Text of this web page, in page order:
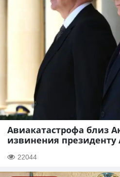
Авиакатастрофа близ
извинения
22044